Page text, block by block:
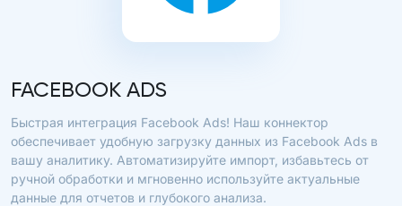
FACEBOOK ADS
Быстрая интеграция Facebook Ads! Наш коннектор
обеспечивает удобную загрузку данных из Facebook Ads в
вашу аналитику. Автоматизируйте импорт, избавьтесь от
ручной обработки и мгновенно используйте актуальные
данные для отчетов и глубокого анализа.